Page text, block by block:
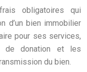
obligatoires qui
d’un bien immobilier
pour ses services,
de donation et les
du bien.